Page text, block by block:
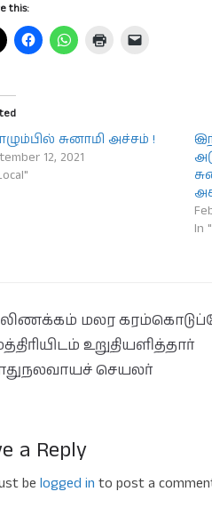
this:
சுனாமி அச்சம் !
12, 2021
In
மலர
உறுதியளித்தார்
செயலர்
a Reply
be logged in to post a